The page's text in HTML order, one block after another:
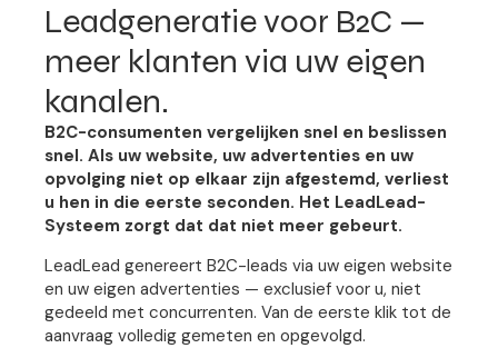
Leadgeneratie voor B2C —
meer klanten via uw eigen
kanalen.
B2C-consumenten vergelijken snel en beslissen
snel. Als uw website, uw advertenties en uw
opvolging niet op elkaar zijn afgestemd, verliest
u hen in die eerste seconden. Het LeadLead-
Systeem zorgt dat dat niet meer gebeurt.
LeadLead genereert B2C-leads via uw eigen website
en uw eigen advertenties — exclusief voor u, niet
gedeeld met concurrenten. Van de eerste klik tot de
aanvraag volledig gemeten en opgevolgd.